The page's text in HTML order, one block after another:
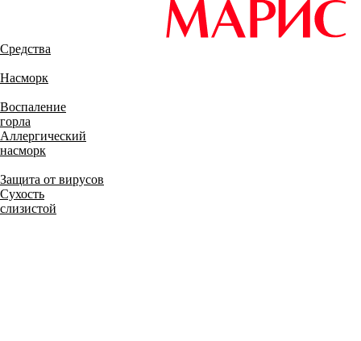
Средства
Насморк
Воспаление
горла
Аллергический
насморк
Защита от вирусов
Сухость
слизистой